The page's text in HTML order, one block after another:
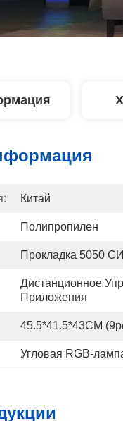
Китай
Полипропилен
Прокладка 5050
Дистанционное
Приложения
45.5*41.5*43CM
Угловая RGB-